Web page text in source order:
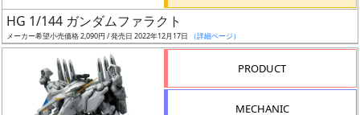
ー
ズ・
HG 1/144 ガンダムファラクト
メーカー希望小売価格 2,090円 / 発売日 2022年12月17日 （詳細ページ）
PRODUCT
MECHANIC